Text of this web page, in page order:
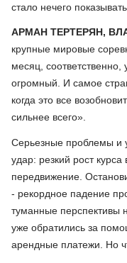
стало нечего
АРМАН ТЕРТЕРЯН,
крупные мировые
месяц, соответственно,
огромный. И самое
когда это все
сильнее всего».
Серьезные проблемы и
удар: резкий рост
передвижение.
- рекордное падение
туманные перспективы
уже обратились за
арендные платежи. Но